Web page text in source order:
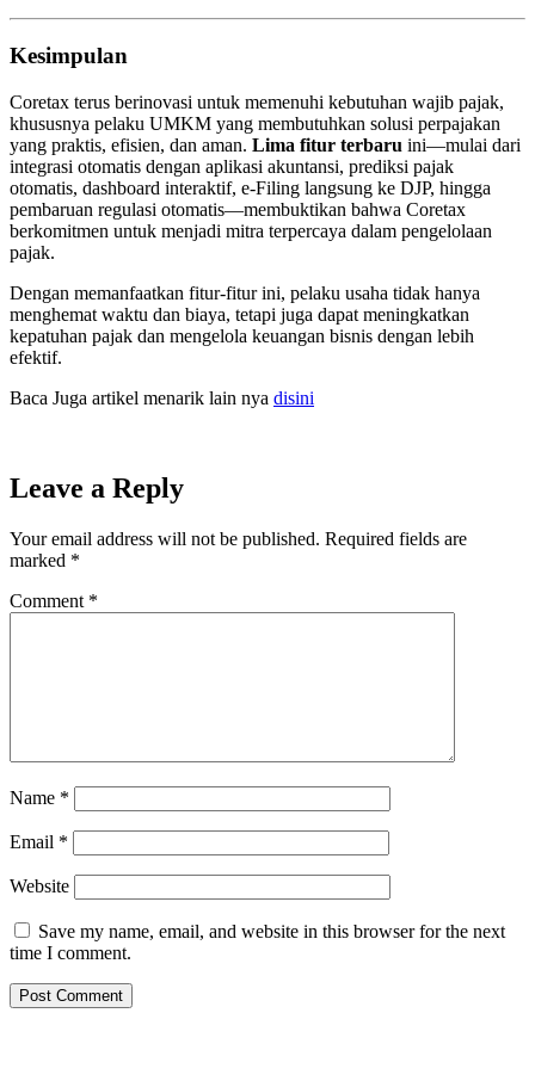
Kesimpulan
Coretax terus berinovasi untuk memenuhi kebutuhan wajib pajak,
khususnya pelaku UMKM yang membutuhkan solusi perpajakan
yang praktis, efisien, dan aman. Lima fitur terbaru ini—mulai dari
integrasi otomatis dengan aplikasi akuntansi, prediksi pajak
otomatis, dashboard interaktif, e-Filing langsung ke DJP, hingga
pembaruan regulasi otomatis—membuktikan bahwa Coretax
berkomitmen untuk menjadi mitra terpercaya dalam pengelolaan
pajak.
Dengan memanfaatkan fitur-fitur ini, pelaku usaha tidak hanya
menghemat waktu dan biaya, tetapi juga dapat meningkatkan
kepatuhan pajak dan mengelola keuangan bisnis dengan lebih
efektif.
Baca Juga artikel menarik lain nya disini
Leave a Reply
Your email address will not be published. Required fields are
marked *
Comment *
Name *
Email *
Website
Save my name, email, and website in this browser for the next
time I comment.